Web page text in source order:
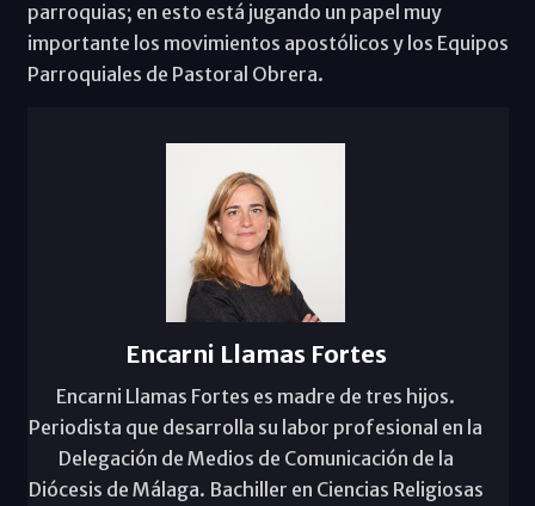
parroquias; en esto está jugando un papel muy
importante los movimientos apostólicos y los Equipos
Parroquiales de Pastoral Obrera.
Encarni Llamas Fortes
Encarni Llamas Fortes es madre de tres hijos.
Periodista que desarrolla su labor profesional en la
Delegación de Medios de Comunicación de la
Diócesis de Málaga. Bachiller en Ciencias Religiosas